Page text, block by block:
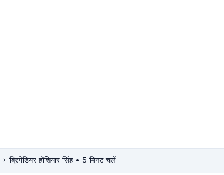
ब्रिगेडियर होशियार सिंह • 5 मिनट चलें